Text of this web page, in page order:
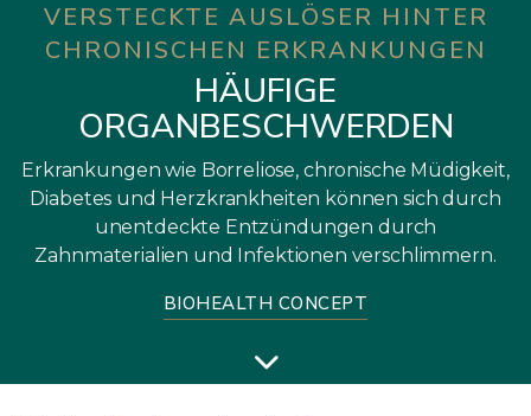
VERSTECKTE AUSLÖSER HINTER
CHRONISCHEN ERKRANKUNGEN
HÄUFIGE
ORGANBESCHWERDEN
Erkrankungen wie Borreliose, chronische Müdigkeit,
Diabetes und Herzkrankheiten können sich durch
unentdeckte Entzündungen durch
Zahnmaterialien und Infektionen verschlimmern.
BIOHEALTH CONCEPT